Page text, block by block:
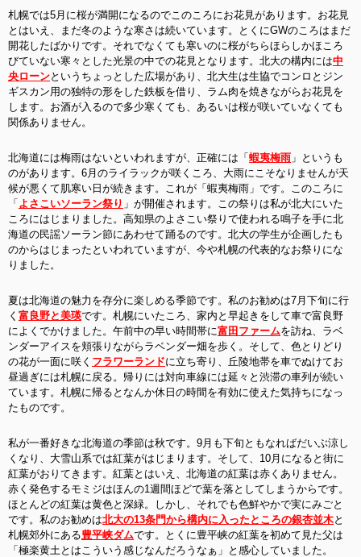
札幌では5月に桜が満開になるのでこのころにお花見があります。お花見
とはいえ、まだ冬のような寒さは続いています。とくにGWのころはまだ
開花したばかりです。それでなくても寒いのに桜がちらほらしかほころ
びていない寒々とした光景の中での花見となります。北大の構内には中
央ローンというちょっとした広場があり、北大生は生協でコンロとジン
ギスカン用の独特の形をした鉄板を借り、ラム肉を焼きながらお花見を
します。お酒が入るので多少寒くても、あるいは桜が咲いていなくても
関係ありません。
北海道には梅雨はないといわれますが、正確には「 蝦夷梅雨 」というも
のがあります。6月のライラックが咲くころ、大雨にこそなりませんが天
候が悪くて肌寒い日が続きます。これが「蝦夷梅雨」です。このころに
「 よさこいソーラン祭り 」が開催されます。この祭りは私が北大にいた
ころにはじまりました。高知県のよさこい祭りで使われる鳴子を手に北
海道の民謡ソーラン節にあわせて踊るのです。北大の学生が企画したも
のからはじまったといわれていますが、今や札幌の代表的なお祭りにな
りました。
夏は北海道の魅力を存分に楽しめる季節です。私のお勧めは7月下旬に行
く 富良野と美瑛です。札幌にいたころ、家内と早起きをして車で富良野
によくでかけました。午前中の早い時間帯に富田ファームを訪ね、ラベ
ンダーアイスを頬張りながらラベンダー畑を歩く。そして、色とりどり
の花が一面に咲く フラワーランドに立ち寄り、丘陵地帯を車でぬけてお
昼過ぎには札幌に戻る。帰りには対向車線には延々と渋滞の車列が続い
ています。札幌に帰るとなんか休日の時間を有効に使えた気持ちになっ
たものです。
私が一番好きな北海道の季節は秋です。9月も下旬ともなればだいぶ涼し
くなり、大雪山系では紅葉がはじまります。そして、10月になると街に
紅葉がおりてきます。紅葉とはいえ、北海道の紅葉は赤くありません。
赤く発色するモミジはほんの1週間ほどで葉を落としてしまうからです。
ほとんどの紅葉は黄色と深緑。しかし、それでも色鮮やかで実にみごと
です。私のお勧めは北大の13条門から構内に入ったところの銀杏並木と
札幌郊外にある豊平峡ダムです。とくに豊平峡の紅葉を初めて見た父は
「極楽黄土とはこういう感じなんだろうなぁ」と感心していました。